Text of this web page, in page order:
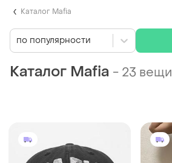
Каталог Mafia
Каталог Mafia - 23 вещи
по популярности